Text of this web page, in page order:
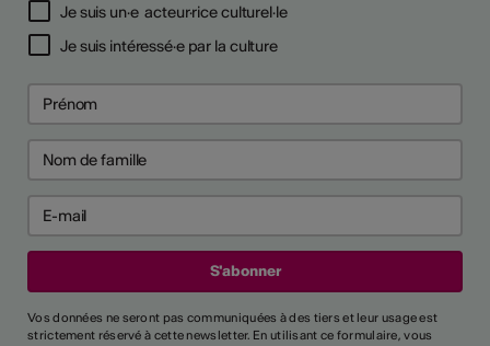
Je suis un·e acteur·rice culturel·le
Je suis intéressé·e par la culture
Vos données ne seront pas communiquées à des tiers et leur usage est
strictement réservé à cette newsletter. En utilisant ce formulaire, vous